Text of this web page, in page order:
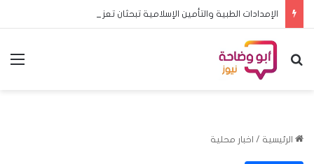
بحث عن
الرئيسية / اخبار محلية